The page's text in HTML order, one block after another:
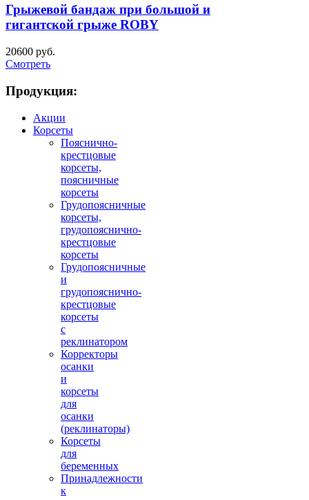
Грыжевой бандаж при большой и
гигантской грыже ROBY
20600 руб.
Смотреть
Продукция:
Акции
Корсеты
Пояснично-
крестцовые
корсеты,
поясничные
корсеты
Грудопоясничные
корсеты,
грудопояснично-
крестцовые
корсеты
Грудопоясничные
и
грудопояснично-
крестцовые
корсеты
с
реклинатором
Корректоры
осанки
и
корсеты
для
осанки
(реклинаторы)
Корсеты
для
беременных
Принадлежности
к